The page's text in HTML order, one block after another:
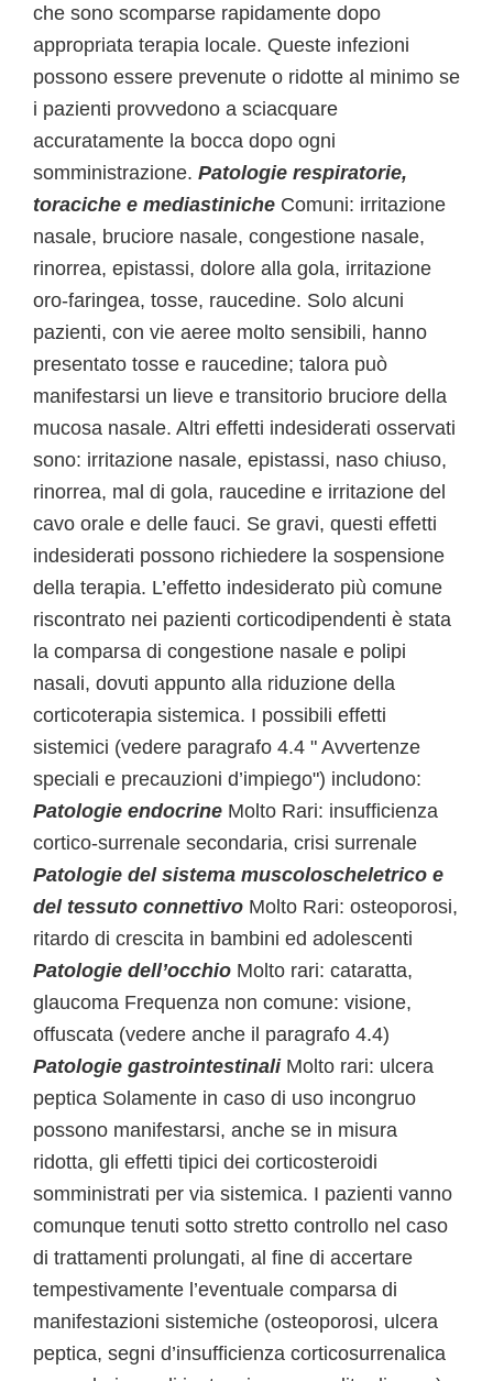
che sono scomparse rapidamente dopo
appropriata terapia locale. Queste infezioni
possono essere prevenute o ridotte al minimo se
i pazienti provvedono a sciacquare
accuratamente la bocca dopo ogni
somministrazione. Patologie respiratorie,
toraciche e mediastiniche Comuni: irritazione
nasale, bruciore nasale, congestione nasale,
rinorrea, epistassi, dolore alla gola, irritazione
oro-faringea, tosse, raucedine. Solo alcuni
pazienti, con vie aeree molto sensibili, hanno
presentato tosse e raucedine; talora può
manifestarsi un lieve e transitorio bruciore della
mucosa nasale. Altri effetti indesiderati osservati
sono: irritazione nasale, epistassi, naso chiuso,
rinorrea, mal di gola, raucedine e irritazione del
cavo orale e delle fauci. Se gravi, questi effetti
indesiderati possono richiedere la sospensione
della terapia. L’effetto indesiderato più comune
riscontrato nei pazienti corticodipendenti è stata
la comparsa di congestione nasale e polipi
nasali, dovuti appunto alla riduzione della
corticoterapia sistemica. I possibili effetti
sistemici (vedere paragrafo 4.4 " Avvertenze
speciali e precauzioni d’impiego") includono:
Patologie endocrine Molto Rari: insufficienza
cortico-surrenale secondaria, crisi surrenale
Patologie del sistema muscoloscheletrico e
del tessuto connettivo Molto Rari: osteoporosi,
ritardo di crescita in bambini ed adolescenti
Patologie dell’occhio Molto rari: cataratta,
glaucoma Frequenza non comune: visione,
offuscata (vedere anche il paragrafo 4.4)
Patologie gastrointestinali Molto rari: ulcera
peptica Solamente in caso di uso incongruo
possono manifestarsi, anche se in misura
ridotta, gli effetti tipici dei corticosteroidi
somministrati per via sistemica. I pazienti vanno
comunque tenuti sotto stretto controllo nel caso
di trattamenti prolungati, al fine di accertare
tempestivamente l’eventuale comparsa di
manifestazioni sistemiche (osteoporosi, ulcera
peptica, segni d’insufficienza corticosurrenalica